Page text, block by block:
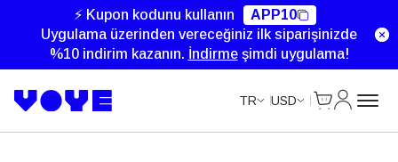
⚡ Kupon kodunu kullanın
APP10
Uygulama üzerinden vereceğiniz ilk siparişinizde
%10 indirim kazanın. İndirmeşimdi uygulama!
TR USD